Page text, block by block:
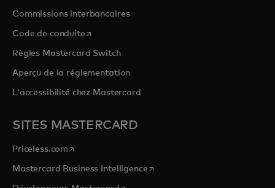
Commissions interbancaires
Code de conduites’ouvre dans un nouvel onglet
Règles Mastercard Switch
Aperçu de la réglementation
L'accessibilité chez Mastercard
SITES MASTERCARD
Priceless.com s’ouvre dans un nouvel onglet
Mastercard Business Intelligences’ouvre dans un nouvel onglet